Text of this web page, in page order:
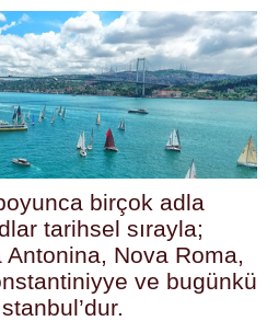
birçok adla
tarihsel sırayla;
Nova Roma,
ve bugünkü